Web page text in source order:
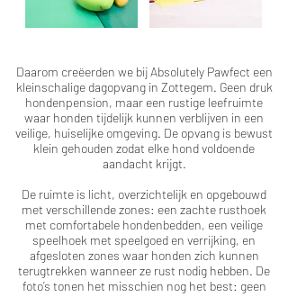
Daarom creëerden we bij Absolutely Pawfect een
kleinschalige dagopvang in Zottegem. Geen druk
hondenpension, maar een rustige leefruimte
waar honden tijdelijk kunnen verblijven in een
veilige, huiselijke omgeving. De opvang is bewust
klein gehouden zodat elke hond voldoende
aandacht krijgt.
De ruimte is licht, overzichtelijk en opgebouwd
met verschillende zones: een zachte rusthoek
met comfortabele hondenbedden, een veilige
speelhoek met speelgoed en verrijking, en
afgesloten zones waar honden zich kunnen
terugtrekken wanneer ze rust nodig hebben. De
foto’s tonen het misschien nog het best: geen